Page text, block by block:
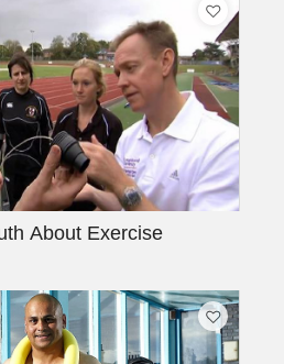
About Exercise